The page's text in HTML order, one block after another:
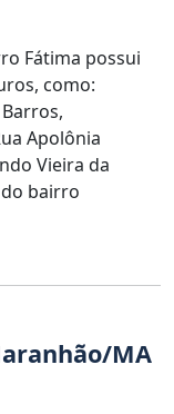
Fátima possui
como:
Apolônia
Vieira da
do bairro
MA